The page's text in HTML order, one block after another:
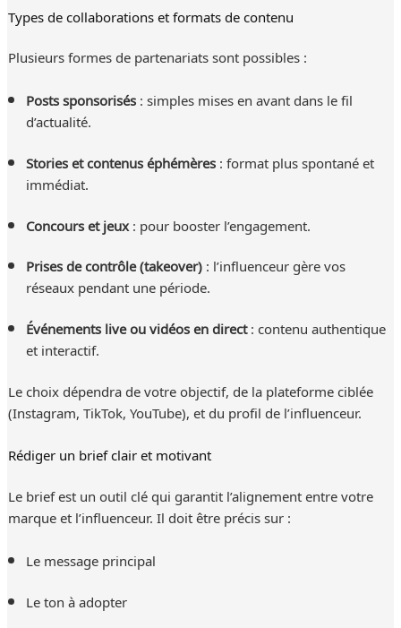
Types de collaborations et formats de contenu
Plusieurs formes de partenariats sont possibles :
Posts sponsorisés: simples mises en avant dans le fil
d’actualité.
Stories et contenus éphémères: format plus spontané et
immédiat.
Concours et jeux: pour booster l’engagement.
Prises de contrôle (takeover): l’influenceur gère vos
réseaux pendant une période.
Événements live ou vidéos en direct: contenu authentique
et interactif.
Le choix dépendra de votre objectif, de la plateforme ciblée
(Instagram, TikTok, YouTube), et du profil de l’influenceur.
Rédiger un brief clair et motivant
Le brief est un outil clé qui garantit l’alignement entre votre
marque et l’influenceur. Il doit être précis sur :
Le message principal
Le ton à adopter